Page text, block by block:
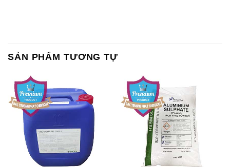
Chất Bảo Quản CMIT Thái
Lan Thailand
Phèn Nhôm – Al2(SO4)3 17%
Ấn Độ India